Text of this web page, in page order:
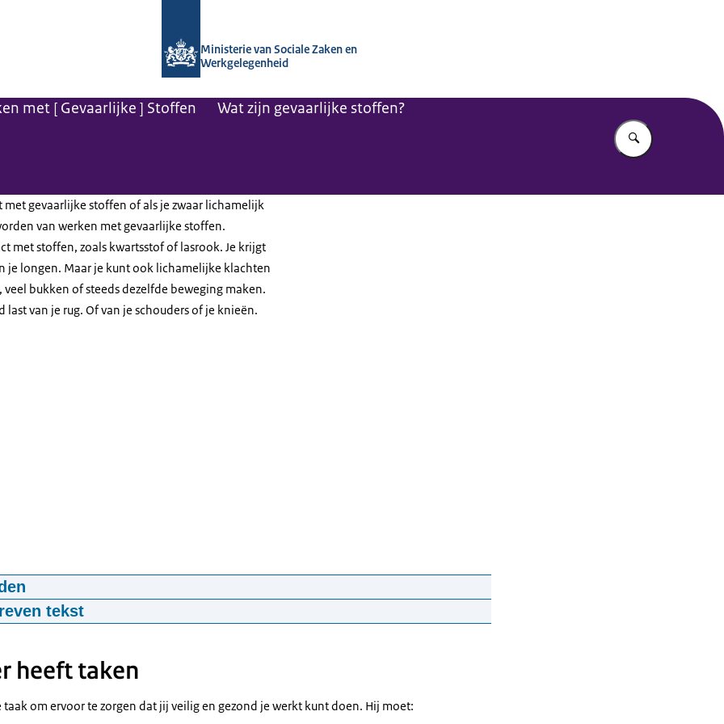
Ministerie van Sociale Zaken en
Werkgelegenheid
met [ Gevaarlijke ] Stoffen Wat zijn gevaarlijke stoffen?
Vul in wat u
met gevaarlijke stoffen of als je zwaar lichamelijk
van werken met gevaarlijke stoffen.
met stoffen, zoals kwartsstof of lasrook. Je krijgt
je longen. Maar je kunt ook lichamelijke klachten
bukken of steeds dezelfde beweging maken.
van je rug. Of van je schouders of je knieën.
mp411,5 MB
tekst
lichamelijk werk doet.
ziek wordt van je werk?
heeft taken
taak om ervoor te zorgen dat jij veilig en gezond je werkt kunt doen. Hij moet: